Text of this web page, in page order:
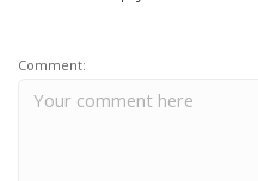
Comment: